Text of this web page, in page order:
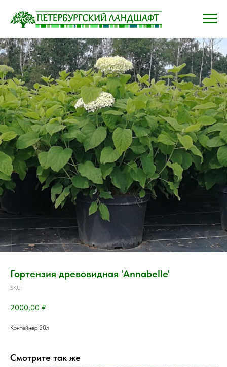
Гортензия древовидная 'Annаbelle'
SKU:
2000,00 ₽
Контейнер 20л
Смотрите так же